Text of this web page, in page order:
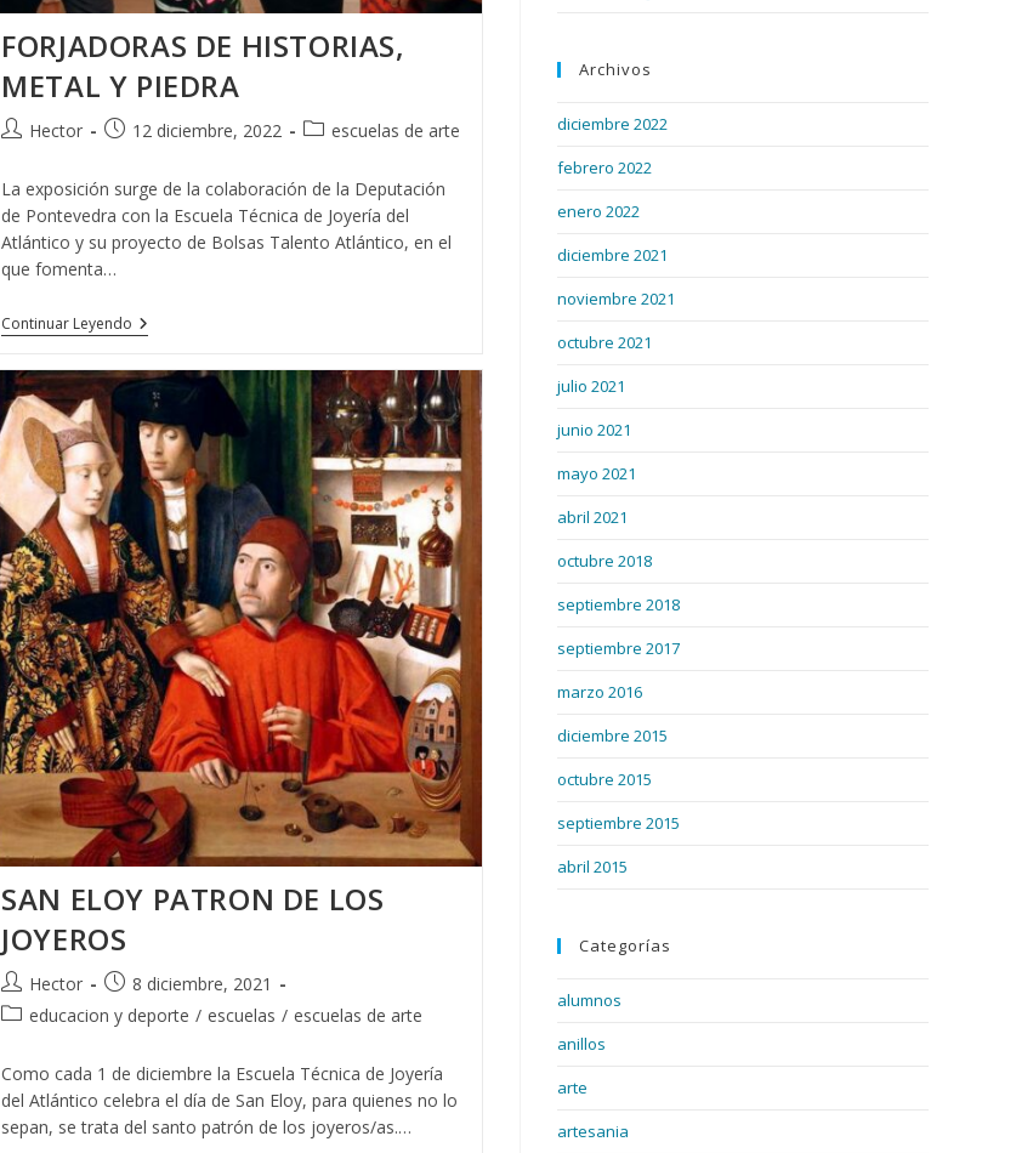
FORJADORAS DE HISTORIAS,
METAL Y PIEDRA
Autor
la
entrada:
Hector
Publicación
la
entrada:
12 diciembre, 2022
Categoría
la
entrada:
escuelas de arte
La exposición surge de la colaboración de la Deputación
de Pontevedra con la Escuela Técnica de Joyería del
Atlántico y su proyecto de Bolsas Talento Atlántico, en el
que fomenta…
Continuar Leyendo FORJADORAS
DE
METAL
PIEDRA
SAN ELOY PATRON DE LOS
JOYEROS
Autor
de
Hector
Publicación
de
la
8 diciembre, 2021
Categoría
la
entrada:
educacion y deporte / escuelas / escuelas de arte
Como cada 1 de diciembre la Escuela Técnica de Joyería
del Atlántico celebra el día de San Eloy, para quienes no lo
sepan, se trata del santo patrón de los joyeros/as.…
Archivos
diciembre 2022
febrero 2022
enero 2022
diciembre 2021
noviembre 2021
octubre 2021
julio 2021
junio 2021
mayo 2021
abril 2021
octubre 2018
septiembre 2018
septiembre 2017
marzo 2016
diciembre 2015
octubre 2015
septiembre 2015
abril 2015
Categorías
alumnos
anillos
arte
artesania